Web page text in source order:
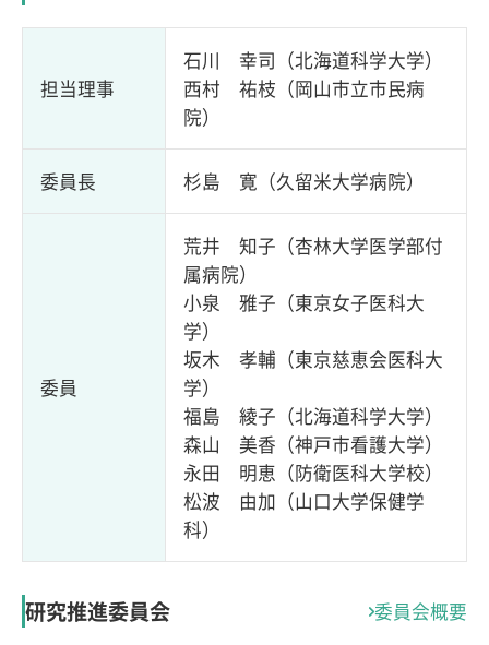
担当理事
石川 幸司（北海道科学大学）
西村 祐枝（岡山市立市民病
院）
委員長 杉島 寛（久留米大学病院）
委員
荒井 知子（杏林大学医学部付
属病院）
小泉 雅子（東京女子医科大
学）
坂木 孝輔（東京慈恵会医科大
学）
福島 綾子（北海道科学大学）
森山 美香（神戸市看護大学）
永田 明恵（防衛医科大学校）
松波 由加（山口大学保健学
科）
研究推進委員会 委員会概要